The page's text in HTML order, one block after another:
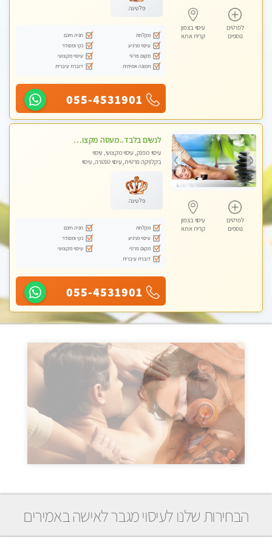
לפרטים
נוספים
עיסוי בצפון
קרית אתא
פלטינה
מקלחת
חניה חינם
עיסוי מרגיע
נקי ומסודר
מקום פרטי
עיסוי מקצועי
תמונה אמיתית
דוברת עיברית
055-4531901
לפרטים
נוספים
עיסוי בצפון
קרית אתא
לנשים בלבד..מעסה מקצועי לנשים בלבד
עיסוי מפנק, עיסוי מקצועי, עיסוי
בקלניקה פרטית, עיסוי טנטרה, עיסוי
פלטינה
מקלחת
חניה חינם
עיסוי מרגיע
נקי ומסודר
מקום פרטי
עיסוי מקצועי
דוברת עיברית
055-4531901
הבחירות שלנו לעיסוי מגבר לאישה באמירים